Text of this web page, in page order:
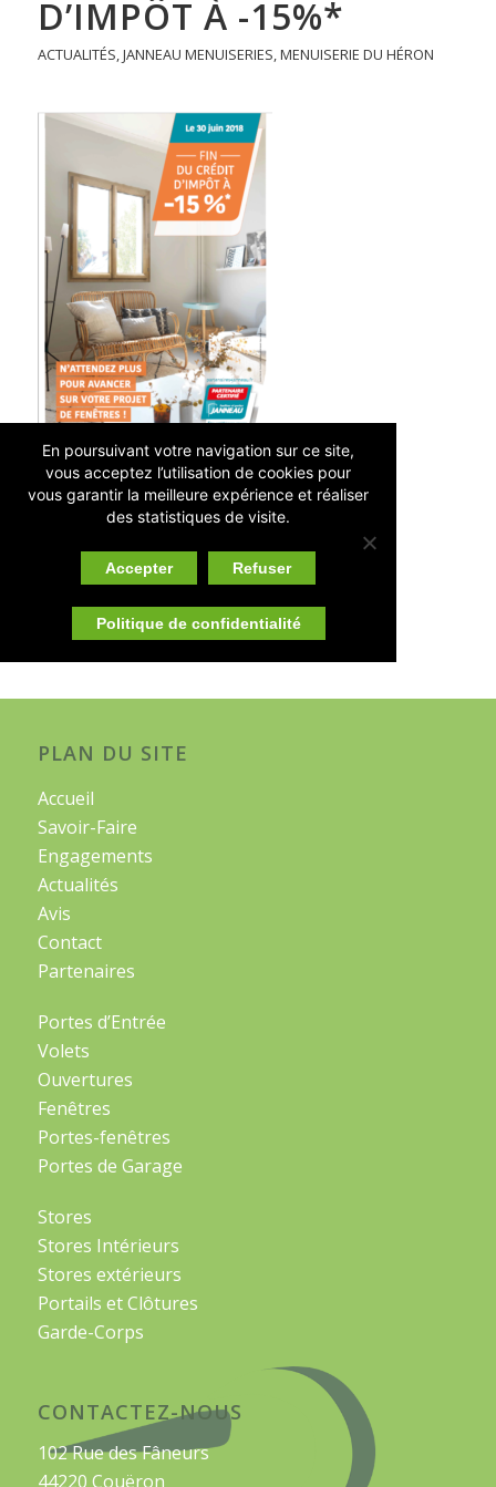
D’IMPÔT À -15%*
ACTUALITÉS,JANNEAU MENUISERIES,MENUISERIE DU HÉRON
14 MAI 2018
1 2
PLAN DU SITE
Accueil
Savoir-Faire
Engagements
Actualités
Avis
Contact
Partenaires
Portes d’Entrée
Volets
Ouvertures
Fenêtres
Portes-fenêtres
Portes de Garage
Stores
Stores Intérieurs
Stores extérieurs
Portails et Clôtures
Garde-Corps
CONTACTEZ-NOUS
102 Rue des Fâneurs
44220 Couëron
En poursuivant votre navigation sur ce site,
vous acceptez l’utilisation de cookies pour
vous garantir la meilleure expérience et réaliser
des statistiques de visite.
Accepter Refuser
Politique de confidentialité